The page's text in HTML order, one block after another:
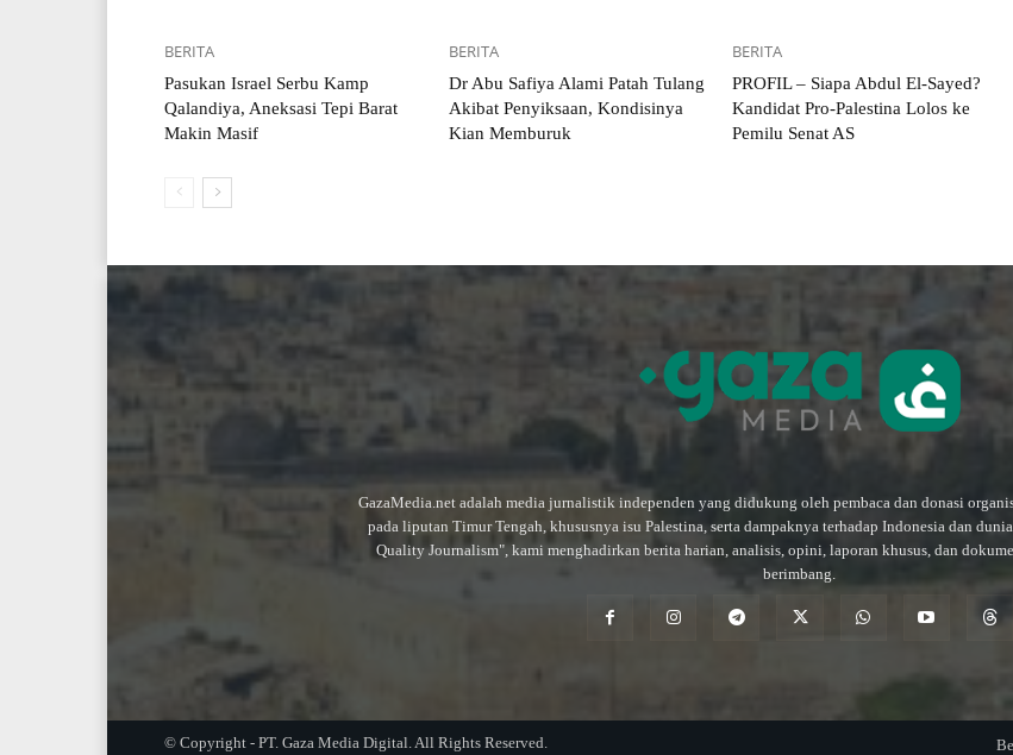
BERITA
Pasukan Israel Serbu Kamp
Qalandiya, Aneksasi Tepi Barat
Makin Masif
BERITA
Dr Abu Safiya Alami Patah Tulang
Akibat Penyiksaan, Kondisinya
Kian Memburuk
BERITA
PROFIL – Siapa Abdul El-Sayed?
Kandidat Pro-Palestina Lolos ke
Pemilu Senat AS
GazaMedia.net adalah media jurnalistik independen yang didukung oleh pembaca dan donasi
pada liputan Timur Tengah, khususnya isu Palestina, serta dampaknya terhadap Indonesia dan
Quality Journalism", kami menghadirkan berita harian, analisis, opini, laporan khusus, dan
berimbang.
© Copyright - PT. Gaza Media Digital. All Rights Reserved.